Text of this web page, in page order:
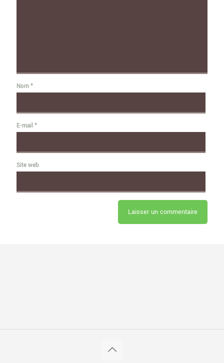
Nom*
E-mail *
Site web